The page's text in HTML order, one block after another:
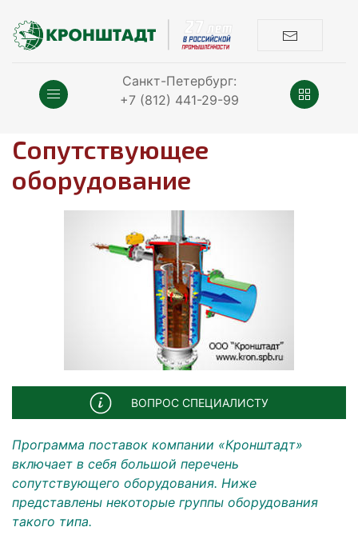
Санкт-Петербург:
+7 (812) 441-29-99
Сопутствующее
оборудование
ВОПРОС СПЕЦИАЛИСТУ
Программа поставок компании «Кронштадт»
включает в себя большой перечень
сопутствующего оборудования. Ниже
представлены некоторые группы оборудования
такого типа.